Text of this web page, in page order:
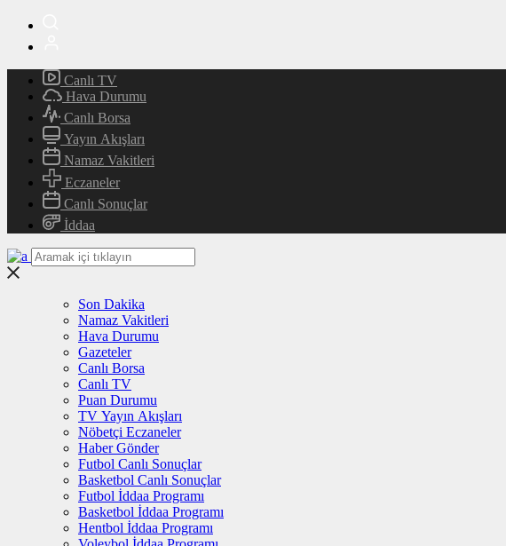
Canlı TV
Hava Durumu
Canlı Borsa
Yayın Akışları
Namaz Vakitleri
Eczaneler
Canlı Sonuçlar
İddaa
Son Dakika
Namaz Vakitleri
Hava Durumu
Gazeteler
Canlı Borsa
Canlı TV
Puan Durumu
TV Yayın Akışları
Nöbetçi Eczaneler
Haber Gönder
Futbol Canlı Sonuçlar
Basketbol Canlı Sonuçlar
Futbol İddaa Programı
Basketbol İddaa Programı
Hentbol İddaa Programı